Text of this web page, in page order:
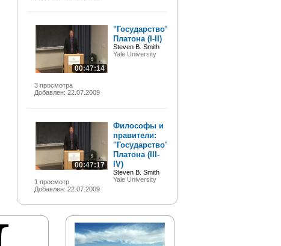
00:47:14
3 просмотра
Добавлен: 22.07.2009
"Государство"
Платона (I-II)
Steven B. Smith
Yale University
00:47:17
1 просмотр
Добавлен: 22.07.2009
Философы и
правители:
"Государство"
Платона (III-
IV)
Steven B. Smith
Yale University